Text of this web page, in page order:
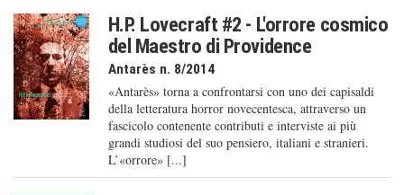
H.P. Lovecraft #2 - L'orrore cosmico
del Maestro di Providence
Antarès n. 8/2014
«Antarès» torna a confrontarsi con uno dei capisaldi
della letteratura horror novecentesca, attraverso un
fascicolo contenente contributi e interviste ai più
grandi studiosi del suo pensiero, italiani e stranieri.
L’«orrore» [...]